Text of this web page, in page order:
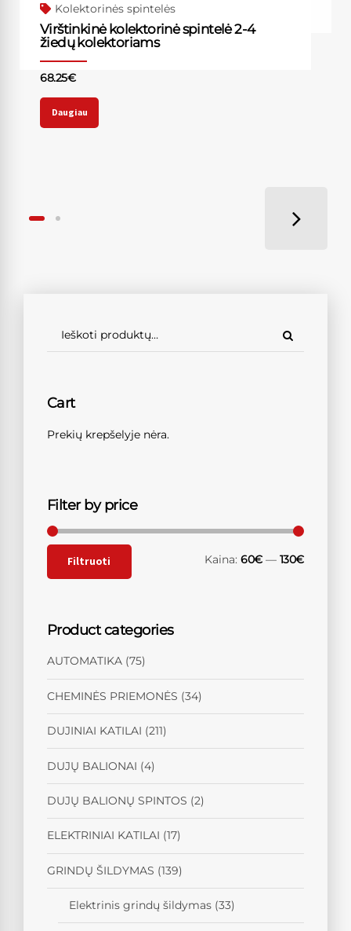
Kolektorinės spintelės
Virštinkinė kolektorinė spintelė 2-4
žiedų kolektoriams
68.25€
Daugiau
Cart
Prekių krepšelyje nėra.
Filter by price
Filtruoti Kaina: 60€— 130€
Product categories
AUTOMATIKA (75)
CHEMINĖS PRIEMONĖS (34)
DUJINIAI KATILAI (211)
DUJŲ BALIONAI (4)
DUJŲ BALIONŲ SPINTOS (2)
ELEKTRINIAI KATILAI (17)
GRINDŲ ŠILDYMAS (139)
Elektrinis grindų šildymas (33)